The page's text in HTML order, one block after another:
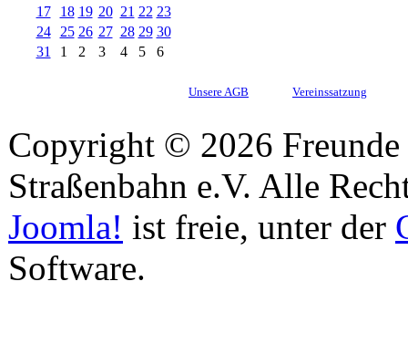
17
18 19 20 21 22 23
24
25 26 27 28 29 30
31
1 2 3 4 5 6
Unsere AGB Vereinssatzung
Copyright © 2026
Straßenbahn e.V. Alle
Joomla! ist freie, unter der
Software.